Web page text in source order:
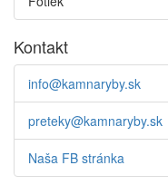
Kontakt
info@kamnaryby.sk
preteky@kamnaryby.sk
Naša FB stránka